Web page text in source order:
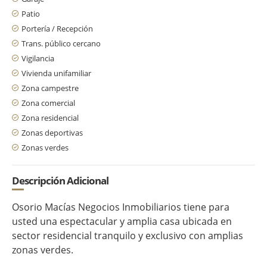
Patio
Portería / Recepción
Trans. público cercano
Vigilancia
Vivienda unifamiliar
Zona campestre
Zona comercial
Zona residencial
Zonas deportivas
Zonas verdes
Descripción Adicional
Osorio Macías Negocios Inmobiliarios tiene para
usted una espectacular y amplia casa ubicada en
sector residencial tranquilo y exclusivo con amplias
zonas verdes.